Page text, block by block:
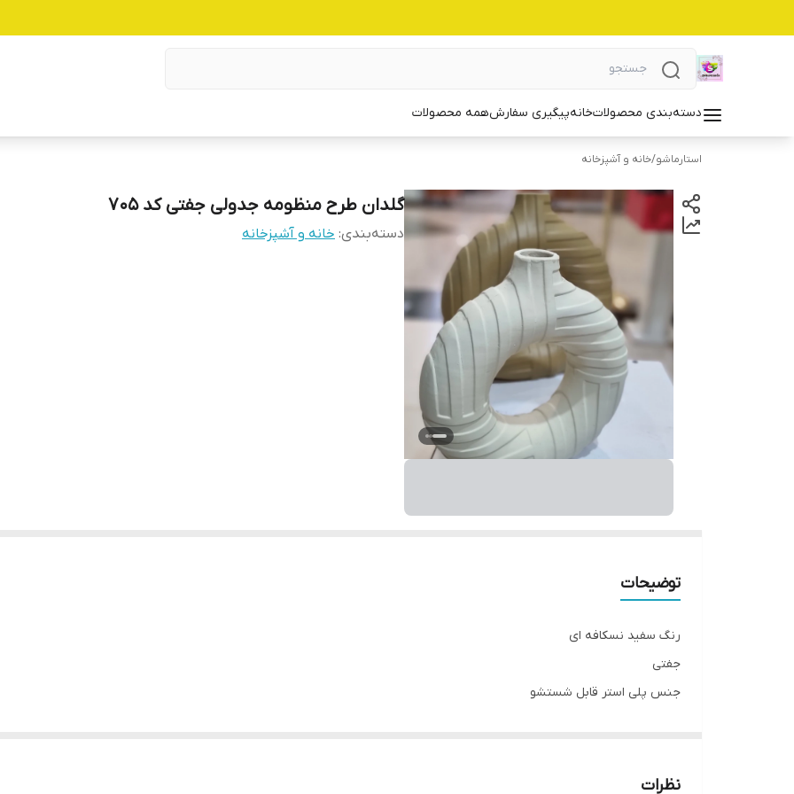
دسته‌بندی محصولاتخانهپیگیری سفارشهمه محصولات
استارماشو/خانه و آشپزخانه
گلدان طرح منظومه جدولی جفتی کد ۷۰۵
دسته‌بندی: خانه و آشپزخانه
توضیحات
رنگ سفید نسکافه ای
جفتی
جنس پلی استر قابل شستشو
چرا " استارماشو " ؟
نظرات